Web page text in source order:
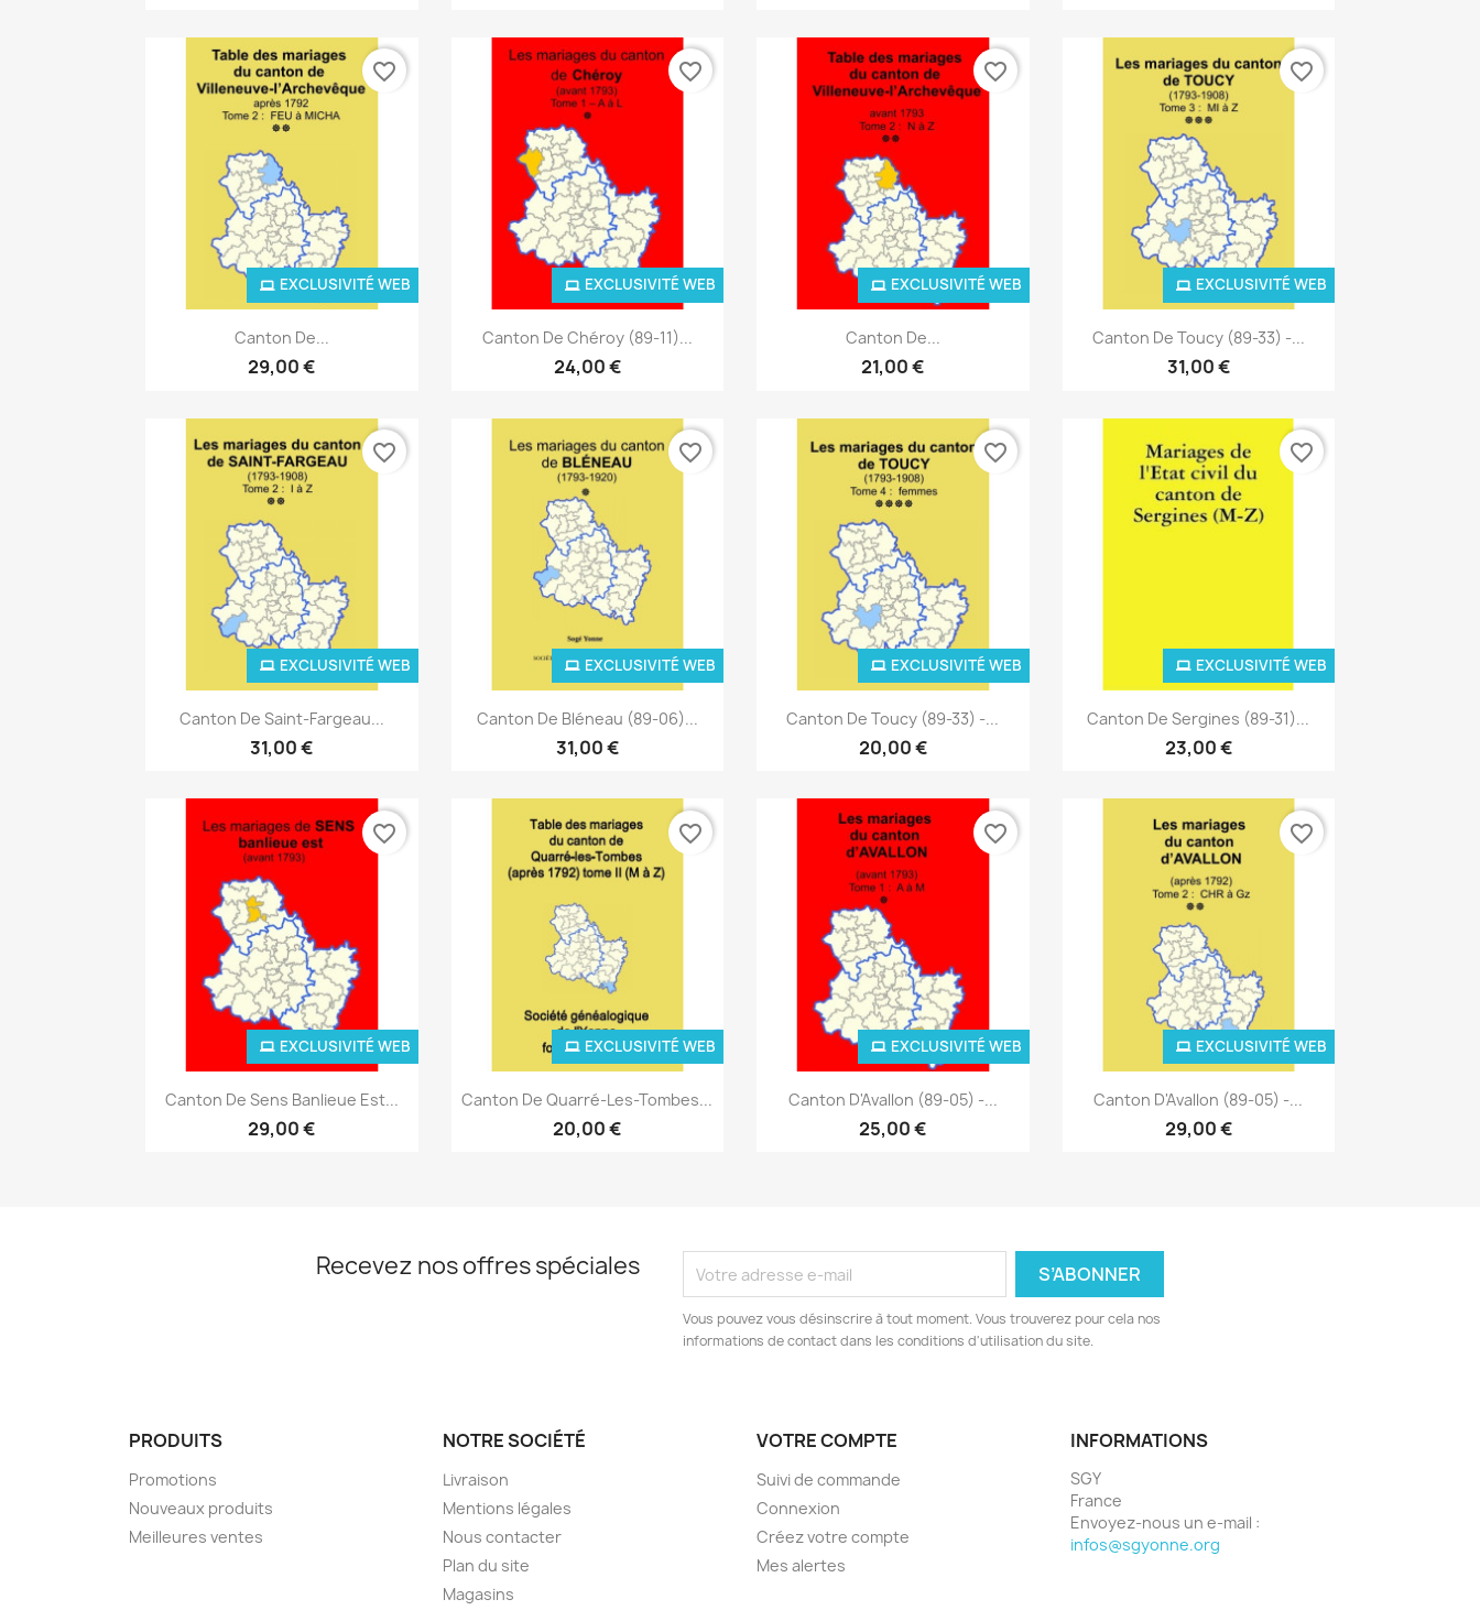
Aperçu rapide
Canton De...
29,00 €
EXCLUSIVITÉ WEB
favorite_border
Aperçu rapide
Canton De Chéroy (89-11)...
24,00 €
EXCLUSIVITÉ WEB
favorite_border
Aperçu rapide
Canton De...
21,00 €
EXCLUSIVITÉ WEB
favorite_border
 Aperçu rapide
Canton De Toucy (89-33) -...
31,00 €
EXCLUSIVITÉ WEB
favorite_border
Aperçu rapide
Canton De Saint-Fargeau...
31,00 €
EXCLUSIVITÉ WEB
favorite_border
 Aperçu rapide
Canton De Bléneau (89-06)...
31,00 €
EXCLUSIVITÉ WEB
favorite_border
 Aperçu rapide
Canton De Toucy (89-33) -...
20,00 €
EXCLUSIVITÉ WEB
favorite_border
Aperçu rapide
Canton De Sergines (89-31)...
23,00 €
EXCLUSIVITÉ WEB
favorite_border
Aperçu rapide
Canton De Sens Banlieue Est...
29,00 €
EXCLUSIVITÉ WEB
favorite_border
Aperçu rapide
Canton De Quarré-Les-Tombes...
20,00 €
EXCLUSIVITÉ WEB
favorite_border
Aperçu rapide
Canton D'Avallon (89-05) -...
25,00 €
EXCLUSIVITÉ WEB
favorite_border
Aperçu rapide
Canton D'Avallon (89-05) -...
29,00 €
EXCLUSIVITÉ WEB
favorite_border
Recevez nos offres spéciales
Vous pouvez vous désinscrire à tout moment. Vous trouverez pour cela nos
informations de contact dans les conditions d'utilisation du site.
PRODUITS
Promotions
Nouveaux produits
Meilleures ventes
NOTRE SOCIÉTÉ
Livraison
Mentions légales
Nous contacter
Plan du site
Magasins
VOTRE COMPTE
Suivi de commande
Connexion
Créez votre compte
Mes alertes
INFORMATIONS
SGY
France
Envoyez-nous un e-mail :
infos@sgyonne.org